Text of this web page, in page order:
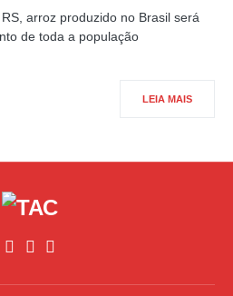
arroz produzido no Brasil será
de toda a população
LEIA MAIS